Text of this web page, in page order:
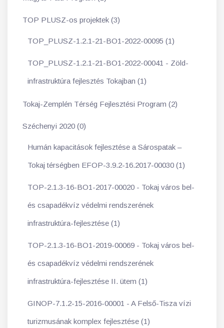
TOP PLUSZ-os projektek (3)
TOP_PLUSZ-1.2.1-21-BO1-2022-00095 (1)
TOP_PLUSZ-1.2.1-21-BO1-2022-00041 - Zöld-
infrastruktúra fejlesztés Tokajban (1)
Tokaj-Zemplén Térség Fejlesztési Program (2)
Széchenyi 2020 (0)
Humán kapacitások fejlesztése a Sárospatak –
Tokaj térségben EFOP-3.9.2-16.2017-00030 (1)
TOP-2.1.3-16-BO1-2017-00020 - Tokaj város bel-
és csapadékvíz védelmi rendszerének
infrastruktúra-fejlesztése (1)
TOP-2.1.3-16-BO1-2019-00069 - Tokaj város bel-
és csapadékvíz védelmi rendszerének
infrastruktúra-fejlesztése II. ütem (1)
GINOP-7.1.2-15-2016-00001 - A Felső-Tisza vízi
turizmusának komplex fejlesztése (1)